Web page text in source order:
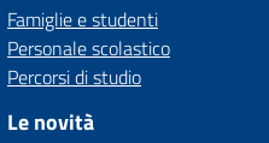
Famiglie e studenti
Personale scolastico
Percorsi di studio
Le novità